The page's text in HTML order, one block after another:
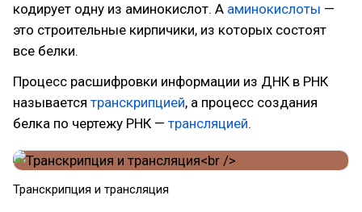
кодирует одну из аминокислот. А аминокислоты —
это строительные кирпичики, из которых состоят
все белки.
Процесс расшифровки информации из ДНК в РНК
называется транскрипцией, а процесс создания
белка по чертежу РНК — трансляцией.
Транскрипция и трансляция